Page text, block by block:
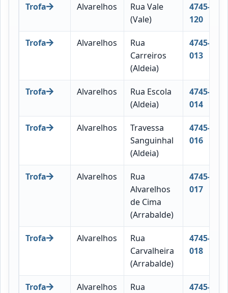
Trofa Alvarelhos
Rua Vale
(Vale)
4745-
120
Trofa Alvarelhos
Rua
Carreiros
(Aldeia)
4745-
013
Trofa Alvarelhos
Rua Escola
(Aldeia)
4745-
014
Trofa Alvarelhos
Travessa
Sanguinhal
(Aldeia)
4745-
016
Trofa Alvarelhos
Rua
Alvarelhos
de Cima
(Arrabalde)
4745-
017
Trofa Alvarelhos
Rua
Carvalheira
(Arrabalde)
4745-
018
Trofa Alvarelhos
Rua
4745-